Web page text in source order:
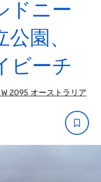
ドニー
園、
ビーチ
2095 オーストラリア